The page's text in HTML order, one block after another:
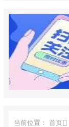
当前位置： 首页